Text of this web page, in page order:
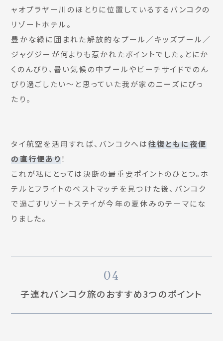
ャオプラヤー川のほとりに位置しているするバンコクの
リゾートホテル。
豊かな緑に囲まれた解放的なプール／キッズプール／
ジャグジーが何よりも惹かれたポイントでした。とにか
くのんびり、暑い気候の中プールやビーチサイドでのん
びり過ごしたい〜と思っていた我が家のニーズにぴっ
たり。
タイ航空を活用すれば、バンコクへは往復ともに夜便
の直行便あり ！
これが私にとっては決断の最重要ポイントのひとつ。ホ
テルとフライトのベストマッチを見つけた後、バンコク
で過ごすリゾートステイが今年の夏休みのテーマにな
りました。
04
子連れバンコク旅のおすすめ3つのポイント